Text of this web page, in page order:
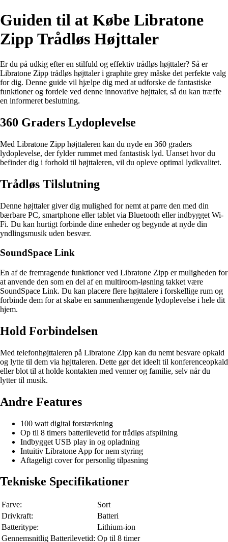
Guiden til at Købe Libratone
Zipp Trådløs Højttaler
Er du på udkig efter en stilfuld og effektiv trådløs højttaler? Så er
Libratone Zipp trådløs højttaler i graphite grey måske det perfekte valg
for dig. Denne guide vil hjælpe dig med at udforske de fantastiske
funktioner og fordele ved denne innovative højttaler, så du kan træffe
en informeret beslutning.
360 Graders Lydoplevelse
Med Libratone Zipp højttaleren kan du nyde en 360 graders
lydoplevelse, der fylder rummet med fantastisk lyd. Uanset hvor du
befinder dig i forhold til højttaleren, vil du opleve optimal lydkvalitet.
Trådløs Tilslutning
Denne højttaler giver dig mulighed for nemt at parre den med din
bærbare PC, smartphone eller tablet via Bluetooth eller indbygget Wi-
Fi. Du kan hurtigt forbinde dine enheder og begynde at nyde din
yndlingsmusik uden besvær.
SoundSpace Link
En af de fremragende funktioner ved Libratone Zipp er muligheden for
at anvende den som en del af en multiroom-løsning takket være
SoundSpace Link. Du kan placere flere højttalere i forskellige rum og
forbinde dem for at skabe en sammenhængende lydoplevelse i hele dit
hjem.
Hold Forbindelsen
Med telefonhøjttaleren på Libratone Zipp kan du nemt besvare opkald
og lytte til dem via højttaleren. Dette gør det ideelt til konferenceopkald
eller blot til at holde kontakten med venner og familie, selv når du
lytter til musik.
Andre Features
100 watt digital forstærkning
Op til 8 timers batterilevetid for trådløs afspilning
Indbygget USB play in og opladning
Intuitiv Libratone App for nem styring
Aftageligt cover for personlig tilpasning
Tekniske Specifikationer
Farve:
Sort
Drivkraft:
Batteri
Batteritype:
Lithium-ion
Gennemsnitlig Batterilevetid: Op til 8 timer